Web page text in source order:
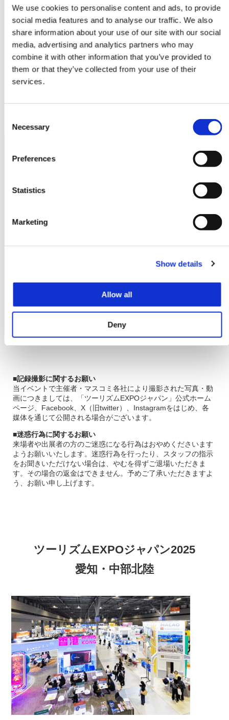
We use cookies to personalise content and ads, to provide
social media features and to analyse our traffic. We also
share information about your use of our site with our social
media, advertising and analytics partners who may
combine it with other information that you’ve provided to
them or that they’ve collected from your use of their
services.
Selection
Necessary
Preferences
Statistics
Marketing
Show details
Allow all
Deny
メディア登録の受付を開始しました。
一覧
■記録撮影に関するお願い
当イベントで主催者・マスコミ各社により撮影された写真・動
画につきましては、「ツーリズムEXPOジャパン」公式ホーム
ページ、Facebook、X（旧twitter）、Instagramをはじめ、各
媒体を通じて公開される場合がございます。
■迷惑行為に関するお願い
来場者や出展者の方のご迷惑になる行為はおやめくださいます
ようお願いいたします。迷惑行為を行ったり、スタッフの指示
をお聞きいただけない場合は、やむを得ずご退場いただきま
す。その場合の返金はできません。予めご了承いただきますよ
う、お願い申し上げます。
ツーリズムEXPOジャパン2025
愛知・中部北陸